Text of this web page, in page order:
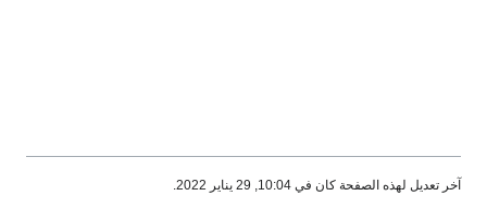
آخر تعديل لهذه الصفحة كان في 10:04, 29 يناير 2022.